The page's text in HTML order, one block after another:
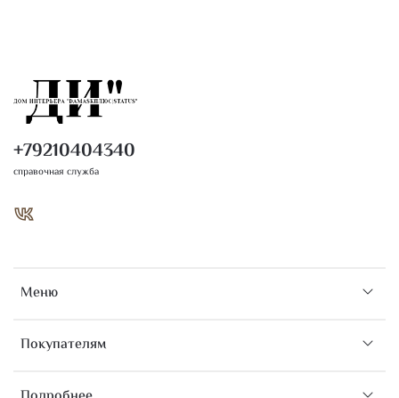
Меню
Покупателям
+79210404340
справочная служба